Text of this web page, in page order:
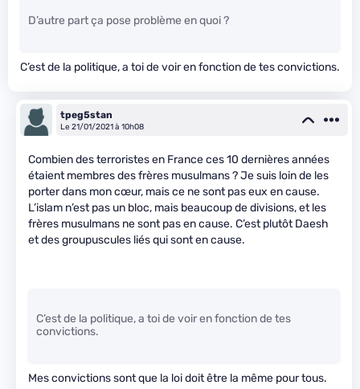
D’autre part ça pose problème en quoi ?
C’est de la politique, a toi de voir en fonction de tes convictions.
tpeg5stan
Le 21/01/2021 à 10h08
Combien des terroristes en France ces 10 dernières années
étaient membres des frères musulmans ? Je suis loin de les
porter dans mon cœur, mais ce ne sont pas eux en cause.
L’islam n’est pas un bloc, mais beaucoup de divisions, et les
frères musulmans ne sont pas en cause. C’est plutôt Daesh
et des groupuscules liés qui sont en cause.
C’est de la politique, a toi de voir en fonction de tes
convictions.
Mes convictions sont que la loi doit être la même pour tous.